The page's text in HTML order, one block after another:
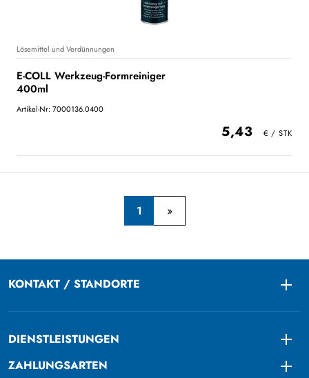
Lösemittel und Verdünnungen
E-COLL Werkzeug-Formreiniger
400ml
Artikel-Nr: 7000136.0400
5,43
1
KONTAKT / STANDORTE
DIENSTLEISTUNGEN
ZAHLUNGSARTEN